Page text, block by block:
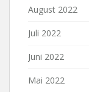
August 2022
Juli 2022
Juni 2022
Mai 2022